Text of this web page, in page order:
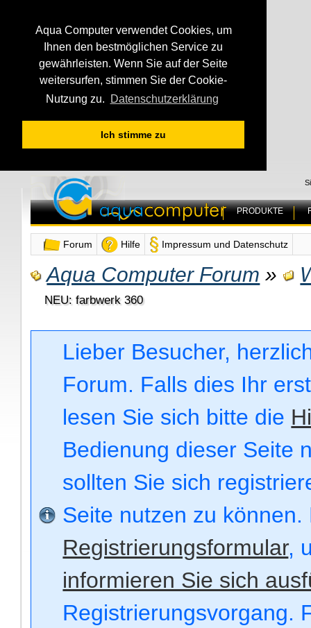
Aqua Computer verwendet Cookies, um
Ihnen den bestmöglichen Service zu
gewährleisten. Wenn Sie auf der Seite
weitersurfen, stimmen Sie der Cookie-
Nutzung zu.
Datenschutzerklärung
Ich stimme zu
PRODUKTE
Forum Hilfe Impressum und Datenschutz
Aqua Computer Forum »
NEU: farbwerk 360
Lieber Besucher,
Forum. Falls dies Ihr
lesen Sie sich bitte die
Bedienung dieser Seite
sollten Sie sich
Seite nutzen zu
Registrierungsformular,
informieren Sie sich
Registrierungsvorgang.